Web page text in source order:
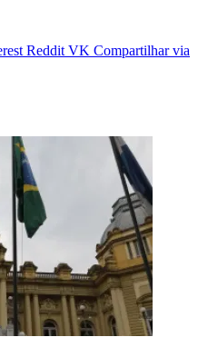
Reddit VK Compartilhar via